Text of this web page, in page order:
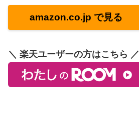
amazon.co.jp で見る
＼ 楽天ユーザーの方はこちら ／